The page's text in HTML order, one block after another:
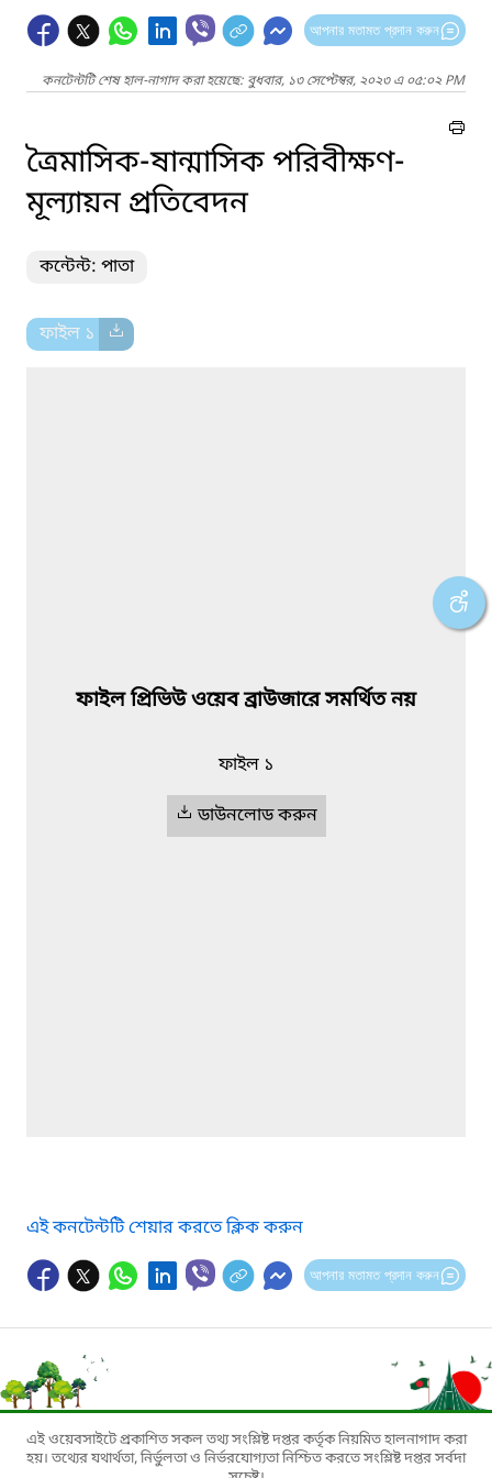
আপনার মতামত প্রদান করুন
কনটেন্টটি শেষ হাল-নাগাদ করা হয়েছে: বুধবার, ১৩ সেপ্টেম্বর, ২০২৩ এ ০৫:০২ PM
ত্রৈমাসিক-ষান্মাসিক পরিবীক্ষণ-
মূল্যায়ন প্রতিবেদন
কন্টেন্ট: পাতা
ফাইল ১
ফাইল প্রিভিউ ওয়েব ব্রাউজারে সমর্থিত নয়
ফাইল ১
ডাউনলোড করুন
এই কনটেন্টটি শেয়ার করতে ক্লিক করুন
আপনার মতামত প্রদান করুন
এই ওয়েবসাইটে প্রকাশিত সকল তথ্য সংশ্লিষ্ট দপ্তর কর্তৃক নিয়মিত হালনাগাদ করা
হয়। তথ্যের যথার্থতা, নির্ভুলতা ও নির্ভরযোগ্যতা নিশ্চিত করতে সংশ্লিষ্ট দপ্তর সর্বদা